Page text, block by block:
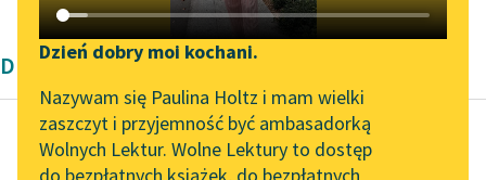
Katalog DAISY
Podkasty o książkach
Zgłoś brak utworu
Aktualności
Zapraszamy na spotkanie
online z tłumaczkami
Narzędzia
Mapa Wolnych Lektur
Dzień dobry moi kochani.
Nazywam się Paulina Holtz i mam wielki
zaszczyt i przyjemność być ambasadorką
Wolnych Lektur. Wolne Lektury to dostęp
Dramat szekspirowski
William Shakespeare